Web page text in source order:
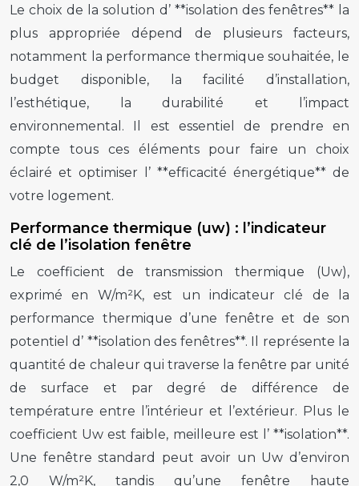
Le choix de la solution d’ **isolation des fenêtres** la
plus appropriée dépend de plusieurs facteurs,
notamment la performance thermique souhaitée, le
budget disponible, la facilité d’installation,
l’esthétique, la durabilité et l’impact
environnemental. Il est essentiel de prendre en
compte tous ces éléments pour faire un choix
éclairé et optimiser l’ **efficacité énergétique** de
votre logement.
Performance thermique (uw) : l’indicateur
clé de l’isolation fenêtre
Le coefficient de transmission thermique (Uw),
exprimé en W/m²K, est un indicateur clé de la
performance thermique d’une fenêtre et de son
potentiel d’ **isolation des fenêtres**. Il représente la
quantité de chaleur qui traverse la fenêtre par unité
de surface et par degré de différence de
température entre l’intérieur et l’extérieur. Plus le
coefficient Uw est faible, meilleure est l’ **isolation**.
Une fenêtre standard peut avoir un Uw d’environ
2,0 W/m²K, tandis qu’une fenêtre haute